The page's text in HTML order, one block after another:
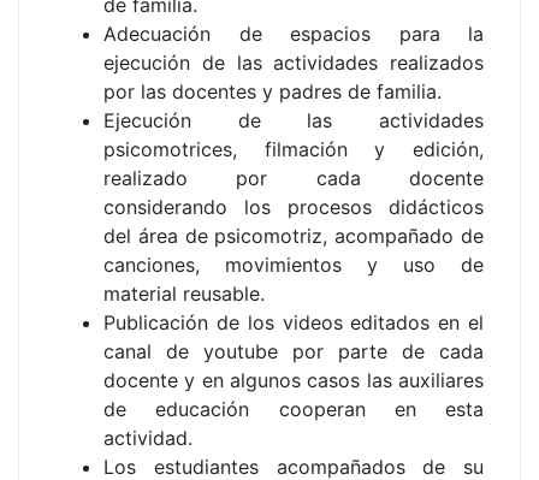
Adecuación de espacios para la
ejecución de las actividades realizados
por las docentes y padres de familia.
Ejecución de las actividades
psicomotrices, filmación y edición,
realizado por cada docente
considerando los procesos didácticos
del área de psicomotriz, acompañado de
canciones, movimientos y uso de
material reusable.
Publicación de los videos editados en el
canal de youtube por parte de cada
docente y en algunos casos las auxiliares
de educación cooperan en esta
actividad.
Los estudiantes acompañados de su